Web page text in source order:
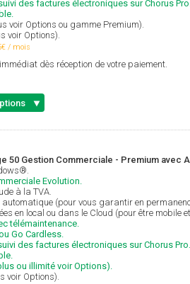
des factures électroniques sur Chorus
voir Options ou gamme Premium).
voir Options).
/ mois
dès réception de votre paiement.
50 Gestion Commerciale - Premium avec
Evolution.
à la TVA.
(pour vous garantir en
en local ou dans le Cloud (pour être mobile
télémaintenance.
Go Cardless.
des factures électroniques sur Chorus Pro.
ou illimité voir Options).
voir Options).